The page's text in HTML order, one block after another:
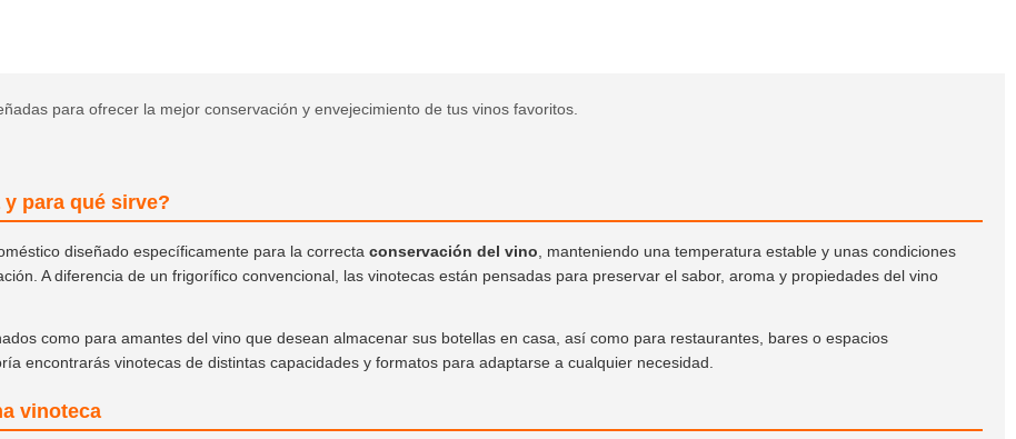
para ofrecer la mejor conservación y envejecimiento de tus vinos favoritos.
para qué sirve?
diseñado específicamente para la correcta conservación del vino, manteniendo una temperatura estable y unas condiciones
A diferencia de un frigorífico convencional, las vinotecas están pensadas para preservar el sabor, aroma y propiedades del vino
como para amantes del vino que desean almacenar sus botellas en casa, así como para restaurantes, bares o espacios
encontrarás vinotecas de distintas capacidades y formatos para adaptarse a cualquier necesidad.
vinoteca